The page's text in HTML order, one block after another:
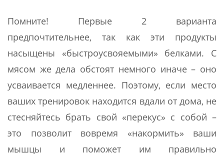
Помните! Первые 2 варианта
предпочтительнее, так как эти продукты
насыщены «быстроусвояемыми» белками. С
мясом же дела обстоят немного иначе – оно
усваивается медленнее. Поэтому, если место
ваших тренировок находится вдали от дома, не
стесняйтесь брать свой «перекус» с собой –
это позволит вовремя «накормить» ваши
мышцы и поможет им правильно